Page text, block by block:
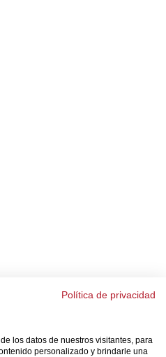
Política de privacidad
los datos de nuestros visitantes, para
personalizado y brindarle una